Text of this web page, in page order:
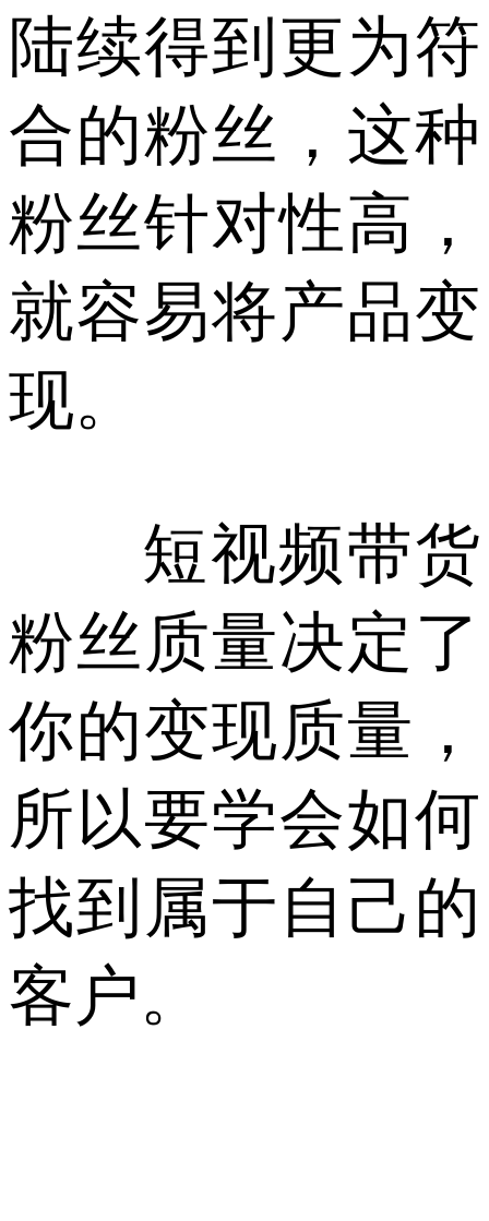
陆续得到更为符
合的粉丝，这种
粉丝针对性高，
就容易将产品变
现。
短视频带货
粉丝质量决定了
你的变现质量，
所以要学会如何
找到属于自己的
客户。